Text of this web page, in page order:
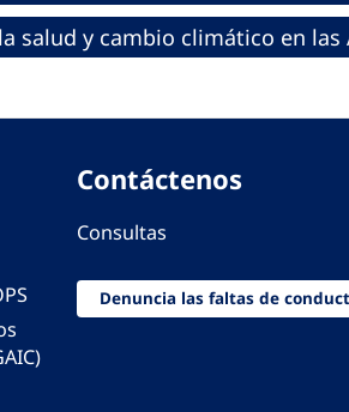
salud y cambio climático en las
Contáctenos
Consultas
Denuncia las faltas de